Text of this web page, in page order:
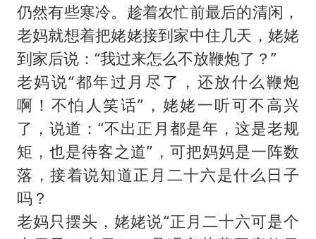
改名后的“青海拉面”店
东方之约 相约未来
仍然有些寒冷。趁着农忙前最后的清闲，
老妈就想着把姥姥接到家中住几天，姥姥
到家后说：“我过来怎么不放鞭炮了？”
老妈说“都年过月尽了，还放什么鞭炮
啊！不怕人笑话”，姥姥一听可不高兴
了，说道：“不出正月都是年，这是老规
矩，也是待客之道”，可把妈妈是一阵数
落，接着说知道正月二十六是什么日子
吗？
老妈只摆头，姥姥说“正月二十六可是个